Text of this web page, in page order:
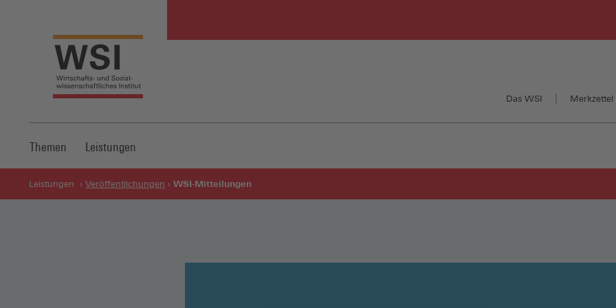
Das WSI Merkzettel
Themen Leistungen
Leistungen Veröffentlichungen WSI-Mitteilungen